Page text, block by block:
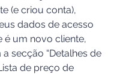
(e criou conta),
dados de acesso
é um novo cliente,
secção “Detalhes de
de preço de